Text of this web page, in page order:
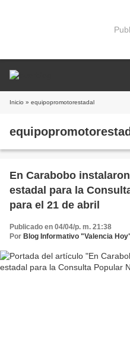
Inicio » equipopromotorestadal
En Carabobo
estadal para la
para el 21 de abril
Publicado en 04/04/p. m. 21:38
Por Blog Informativo "Valencia